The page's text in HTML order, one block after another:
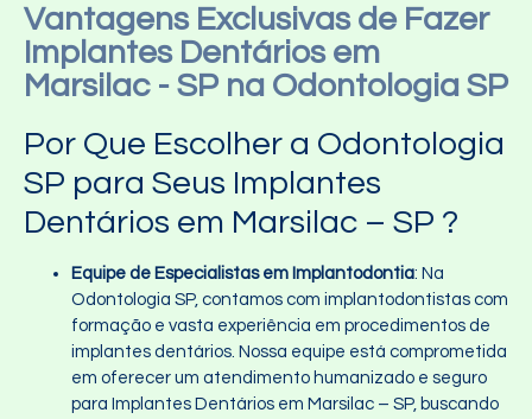
Vantagens Exclusivas de Fazer
Implantes Dentários em
Marsilac - SP na Odontologia SP
Por Que Escolher a Odontologia
SP para Seus Implantes
Dentários em Marsilac – SP ?
Equipe de Especialistas em Implantodontia: Na
Odontologia SP, contamos com implantodontistas com
formação e vasta experiência em procedimentos de
implantes dentários. Nossa equipe está comprometida
em oferecer um atendimento humanizado e seguro
para Implantes Dentários em Marsilac – SP, buscando